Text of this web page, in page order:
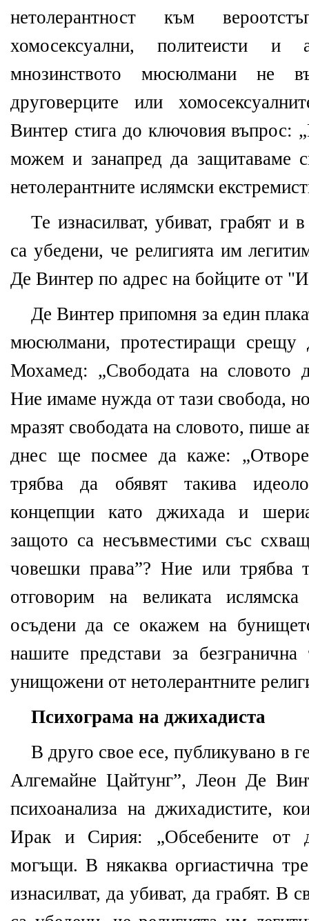
нетолерантност към
хомосексуални, политеисти
мнозинството мюсюлмани не
друговерците или
Винтер стига до ключовия въпрос:
можем и занапред да защитаваме
нетолерантните ислямски
Те изнасилват, убиват, грабят и
са убедени, че религията им
Де Винтер по адрес на бойците от
Де Винтер припомня за един
мюсюлмани, протестиращи срещу
Мохамед: „Свободата на словото
Ние имаме нужда от тази свобода,
мразят свободата на словото, пише
днес ще посмее да каже:
трябва да обявят такива
концепции като джихада и
защото са несъвместими със
човешки права”? Ние или трябва
отговорим на великата
осъдени да се окажем на
нашите представи за
унищожени от нетолерантните
Психограма на джихадиста
В друго свое есе, публикувано в
Алгемайне Цайтунг”, Леон Де
психоанализа на джихадистите,
Ирак и Сирия: „Обсебените от
могъщи. В някаква оргиастична
изнасилват, да убиват, да грабят. В